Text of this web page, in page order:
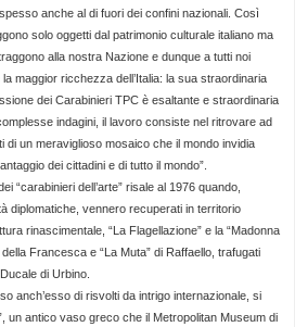
anche al di fuori dei confini nazionali. Così
solo oggetti dal patrimonio culturale italiano ma
alla nostra Nazione e dunque a tutti noi
maggior ricchezza dell’Italia: la sua straordinaria
dei Carabinieri TPC è esaltante e straordinaria
indagini, il lavoro consiste nel ritrovare ad
di un meraviglioso mosaico che il mondo invidia
dei cittadini e di tutto il mondo”.
“carabinieri dell’arte” risale al 1976 quando,
diplomatiche, vennero recuperati in territorio
rinascimentale, “La Flagellazione” e la “Madonna
Francesca e “La Muta” di Raffaello, trafugati
di Urbino.
anch’esso di risvolti da intrigo internazionale, si
un antico vaso greco che il Metropolitan Museum di